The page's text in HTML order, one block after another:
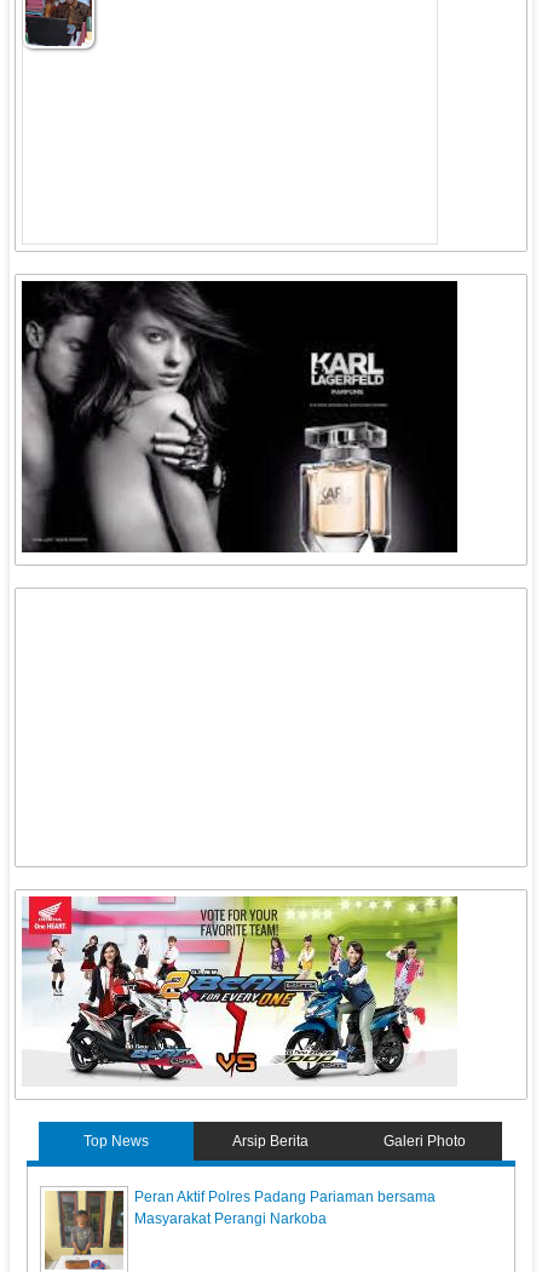
Top News Arsip Berita Galeri Photo
Peran Aktif Polres Padang Pariaman bersama
Masyarakat Perangi Narkoba